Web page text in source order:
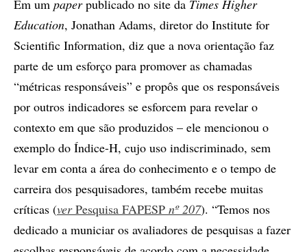
Em um paperpublicado no site da Times Higher
Education, Jonathan Adams, diretor do Institute for
Scientific Information, diz que a nova orientação faz
parte de um esforço para promover as chamadas
“métricas responsáveis” e propôs que os responsáveis
por outros indicadores se esforcem para revelar o
contexto em que são produzidos – ele mencionou o
exemplo do Índice-H, cujo uso indiscriminado, sem
levar em conta a área do conhecimento e o tempo de
carreira dos pesquisadores, também recebe muitas
críticas (verPesquisa FAPESP nº 207). “Temos nos
dedicado a municiar os avaliadores de pesquisas a fazer